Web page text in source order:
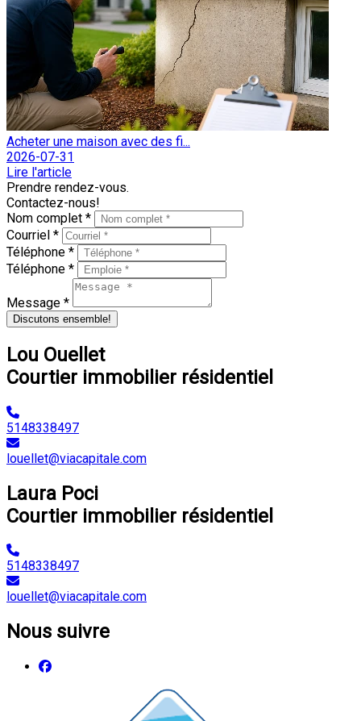
Acheter une maison avec des fi...
2026-07-31
Lire l'article
Prendre rendez-vous.
Contactez-nous!
Nom complet *
Courriel *
Téléphone *
Téléphone *
Message *
Discutons ensemble!
Lou Ouellet
Courtier immobilier résidentiel
5148338497
louellet@viacapitale.com
Laura Poci
Courtier immobilier résidentiel
5148338497
louellet@viacapitale.com
Nous suivre